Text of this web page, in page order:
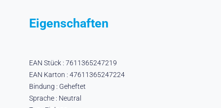
Eigenschaften
EAN Stück : 7611365247219
EAN Karton : 47611365247224
Bindung : Geheftet
Sprache : Neutral